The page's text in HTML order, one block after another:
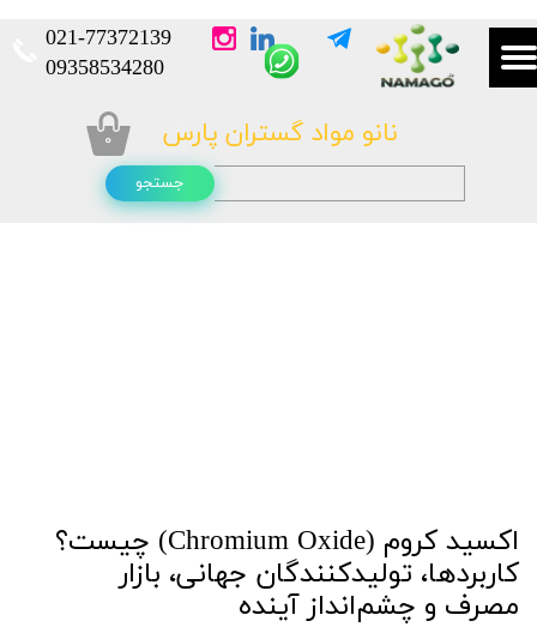
نانو مواد گستران پارس
021-77372139​​​​​​​
​​​​​​​09358534280
جستجو
۰
اکسید کروم (Chromium Oxide) چیست؟
کاربردها، تولیدکنندگان جهانی، بازار
مصرف و چشم‌انداز آینده